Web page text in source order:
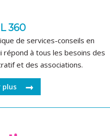
360
de services-conseils en
à tous les besoins des
et des associations.
plus